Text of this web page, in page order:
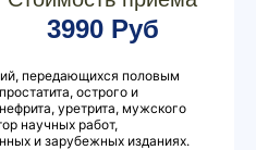
3990 Руб
передающихся половым
острого и
уретрита, мужского
научных работ,
и зарубежных изданиях.